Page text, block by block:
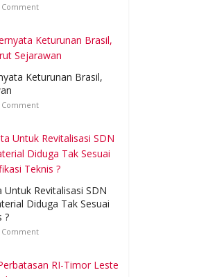
Comment
Keturunan Brasil,
Comment
Untuk Revitalisasi SDN
Diduga Tak Sesuai
?
Comment